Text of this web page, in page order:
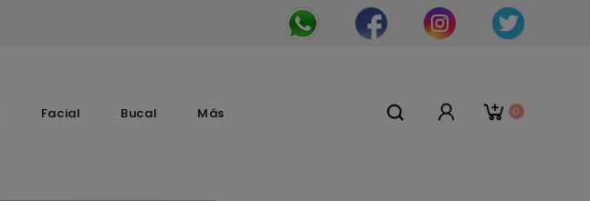
0
Facial Bucal Más